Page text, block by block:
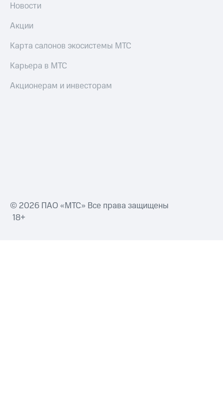
Новости
Акции
Карта салонов экосистемы МТС
Карьера в МТС
Акционерам и инвесторам
© 2026 ПАО «МТС» Все права защищены
18+